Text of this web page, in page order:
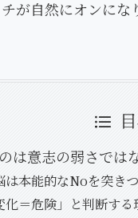
が自然にオンにな
は意志の弱さでは
は本能的なNoを突き
化＝危険」と判断する